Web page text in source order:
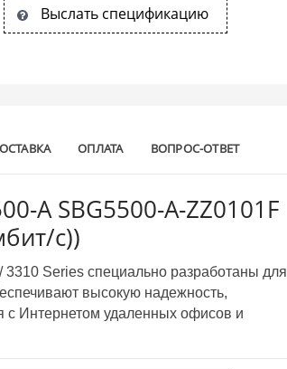
Выслать спецификацию
ОПЛАТА ВОПРОС-ОТВЕТ
A SBG5500-A-ZZ0101F
с))
Series специально разработаны для
высокую надежность,
с Интернетом удаленных офисов и